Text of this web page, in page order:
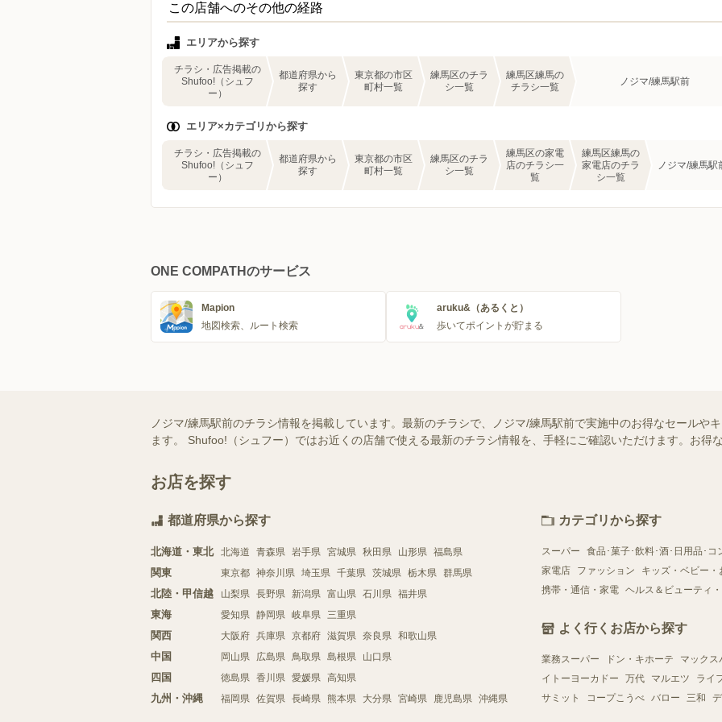
この店舗へのその他の経路
エリアから探す
チラシ・広告掲載の
Shufoo!（シュフ
ー）
都道府県から
探す
東京都の市区
町村一覧
練馬区のチラ
シ一覧
練馬区練馬の
チラシ一覧
ノジマ/練馬駅前
エリア×カテゴリから探す
チラシ・広告掲載の
Shufoo!（シュフ
ー）
都道府県から
探す
東京都の市区
町村一覧
練馬区のチラ
シ一覧
練馬区の家電
店のチラシ一
覧
練馬区練馬の
家電店のチラ
シ一覧
ノジマ/練馬駅
ONE COMPATHのサービス
Mapion
地図検索、ルート検索
aruku&（あるくと）
歩いてポイントが貯まる
ノジマ/練馬駅前のチラシ情報を掲載しています。最新のチラシで、ノジマ/練馬駅前で実施中のお得なセールや
ます。 Shufoo!（シュフー）ではお近くの店舗で使える最新のチラシ情報を、手軽にご確認いただけます。お得
お店を探す
都道府県から探す
北海道・東北 北海道 青森県 岩手県 宮城県 秋田県 山形県 福島県
関東 東京都 神奈川県 埼玉県 千葉県 茨城県 栃木県 群馬県
北陸・甲信越 山梨県 長野県 新潟県 富山県 石川県 福井県
東海 愛知県 静岡県 岐阜県 三重県
関西 大阪府 兵庫県 京都府 滋賀県 奈良県 和歌山県
中国 岡山県 広島県 鳥取県 島根県 山口県
四国 徳島県 香川県 愛媛県 高知県
九州・沖縄 福岡県 佐賀県 長崎県 熊本県 大分県 宮崎県 鹿児島県 沖縄県
カテゴリから探す
スーパー
食品･菓子･飲料･酒･日用品･コ
家電店
ファッション
キッズ・ベビー・
携帯・通信・家電 ヘルス＆ビューティ
よく行くお店から探す
業務スーパー ドン・キホーテ
マックス
イトーヨーカドー
万代 マルエツ
ライ
サミット
コープこうべ バロー 三和